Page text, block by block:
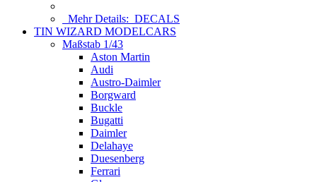
Mehr Details: DECALS
TIN WIZARD MODELCARS
Maßstab 1/43
Aston Martin
Audi
Austro-Daimler
Borgward
Buckle
Bugatti
Daimler
Delahaye
Duesenberg
Ferrari